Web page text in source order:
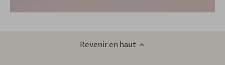
Revenir en haut